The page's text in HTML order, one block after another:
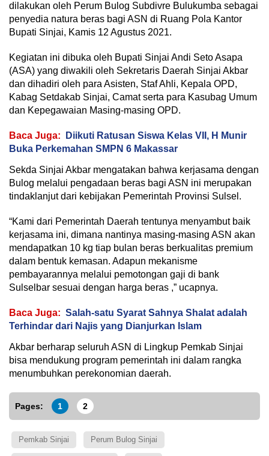
dilakukan oleh Perum Bulog Subdivre Bulukumba sebagai
penyedia natura beras bagi ASN di Ruang Pola Kantor
Bupati Sinjai, Kamis 12 Agustus 2021.
Kegiatan ini dibuka oleh Bupati Sinjai Andi Seto Asapa
(ASA) yang diwakili oleh Sekretaris Daerah Sinjai Akbar
dan dihadiri oleh para Asisten, Staf Ahli, Kepala OPD,
Kabag Setdakab Sinjai, Camat serta para Kasubag Umum
dan Kepegawaian Masing-masing OPD.
Baca Juga:
Diikuti Ratusan Siswa Kelas VII, H Munir
Buka Perkemahan SMPN 6 Makassar
Sekda Sinjai Akbar mengatakan bahwa kerjasama dengan
Bulog melalui pengadaan beras bagi ASN ini merupakan
tindaklanjut dari kebijakan Pemerintah Provinsi Sulsel.
“Kami dari Pemerintah Daerah tentunya menyambut baik
kerjasama ini, dimana nantinya masing-masing ASN akan
mendapatkan 10 kg tiap bulan beras berkualitas premium
dalam bentuk kemasan. Adapun mekanisme
pembayarannya melalui pemotongan gaji di bank
Sulselbar sesuai dengan harga beras ,” ucapnya.
Baca Juga: Salah-satu Syarat Sahnya Shalat adalah
Terhindar dari Najis yang Dianjurkan Islam
Akbar berharap seluruh ASN di Lingkup Pemkab Sinjai
bisa mendukung program pemerintah ini dalam rangka
menumbuhkan perekonomian daerah.
Pages: 1 2
Pemkab Sinjai Perum Bulog Sinjai